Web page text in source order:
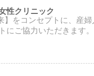
性クリニック
】をコンセプトに、産
にご協力いただきます